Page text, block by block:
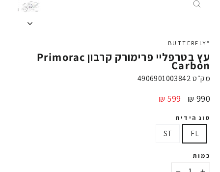
®BUTTERFLY
עץ בטרפליי פרימורק קרבון Primorac
Carbon
מק״ט4906901003842
מחיר
990 ₪
מחיר
599 ₪
סוג הידית
FL
ST
כמות